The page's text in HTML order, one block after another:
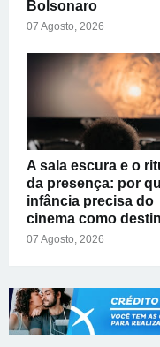
Bolsonaro
07 Agosto, 2026
A sala escura e o
da presença: por
infância precisa do
cinema como
07 Agosto, 2026